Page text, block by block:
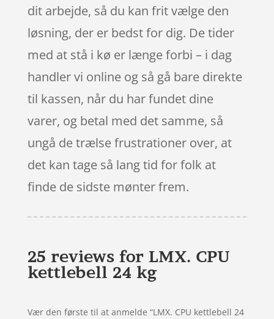
dit arbejde, så du kan frit vælge den
løsning, der er bedst for dig. De tider
med at stå i kø er længe forbi – i dag
handler vi online og så gå bare direkte
til kassen, når du har fundet dine
varer, og betal med det samme, så
ungå de trælse frustrationer over, at
det kan tage så lang tid for folk at
finde de sidste mønter frem.
25 reviews for LMX. CPU
kettlebell 24 kg
Vær den første til at anmelde “LMX. CPU kettlebell 24